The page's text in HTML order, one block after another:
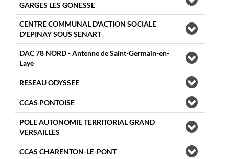
GARGES LES GONESSE
CENTRE COMMUNAL D'ACTION SOCIALE
D'EPINAY SOUS SENART
DAC 78 NORD - Antenne de Saint-Germain-en-
Laye
RESEAU ODYSSEE
CCAS PONTOISE
POLE AUTONOMIE TERRITORIAL GRAND
VERSAILLES
CCAS CHARENTON-LE-PONT